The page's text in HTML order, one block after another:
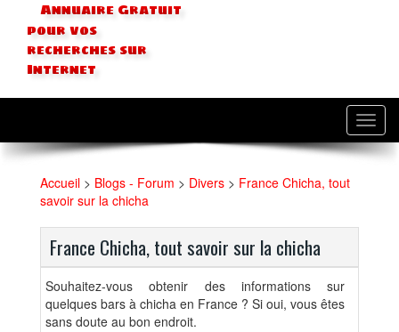
Annuaire Gratuit
pour vos
recherches sur
Internet
Accueil > Blogs - Forum > Divers > France Chicha, tout
savoir sur la chicha
France Chicha, tout savoir sur la chicha
Souhaitez-vous obtenir des informations sur
quelques bars à chicha en France ? Si oui, vous êtes
sans doute au bon endroit.